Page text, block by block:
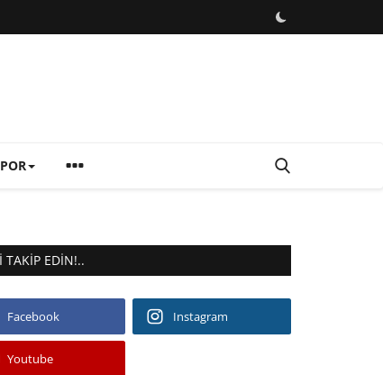
TAKIP EDIN!..
Facebook Instagram
Youtube